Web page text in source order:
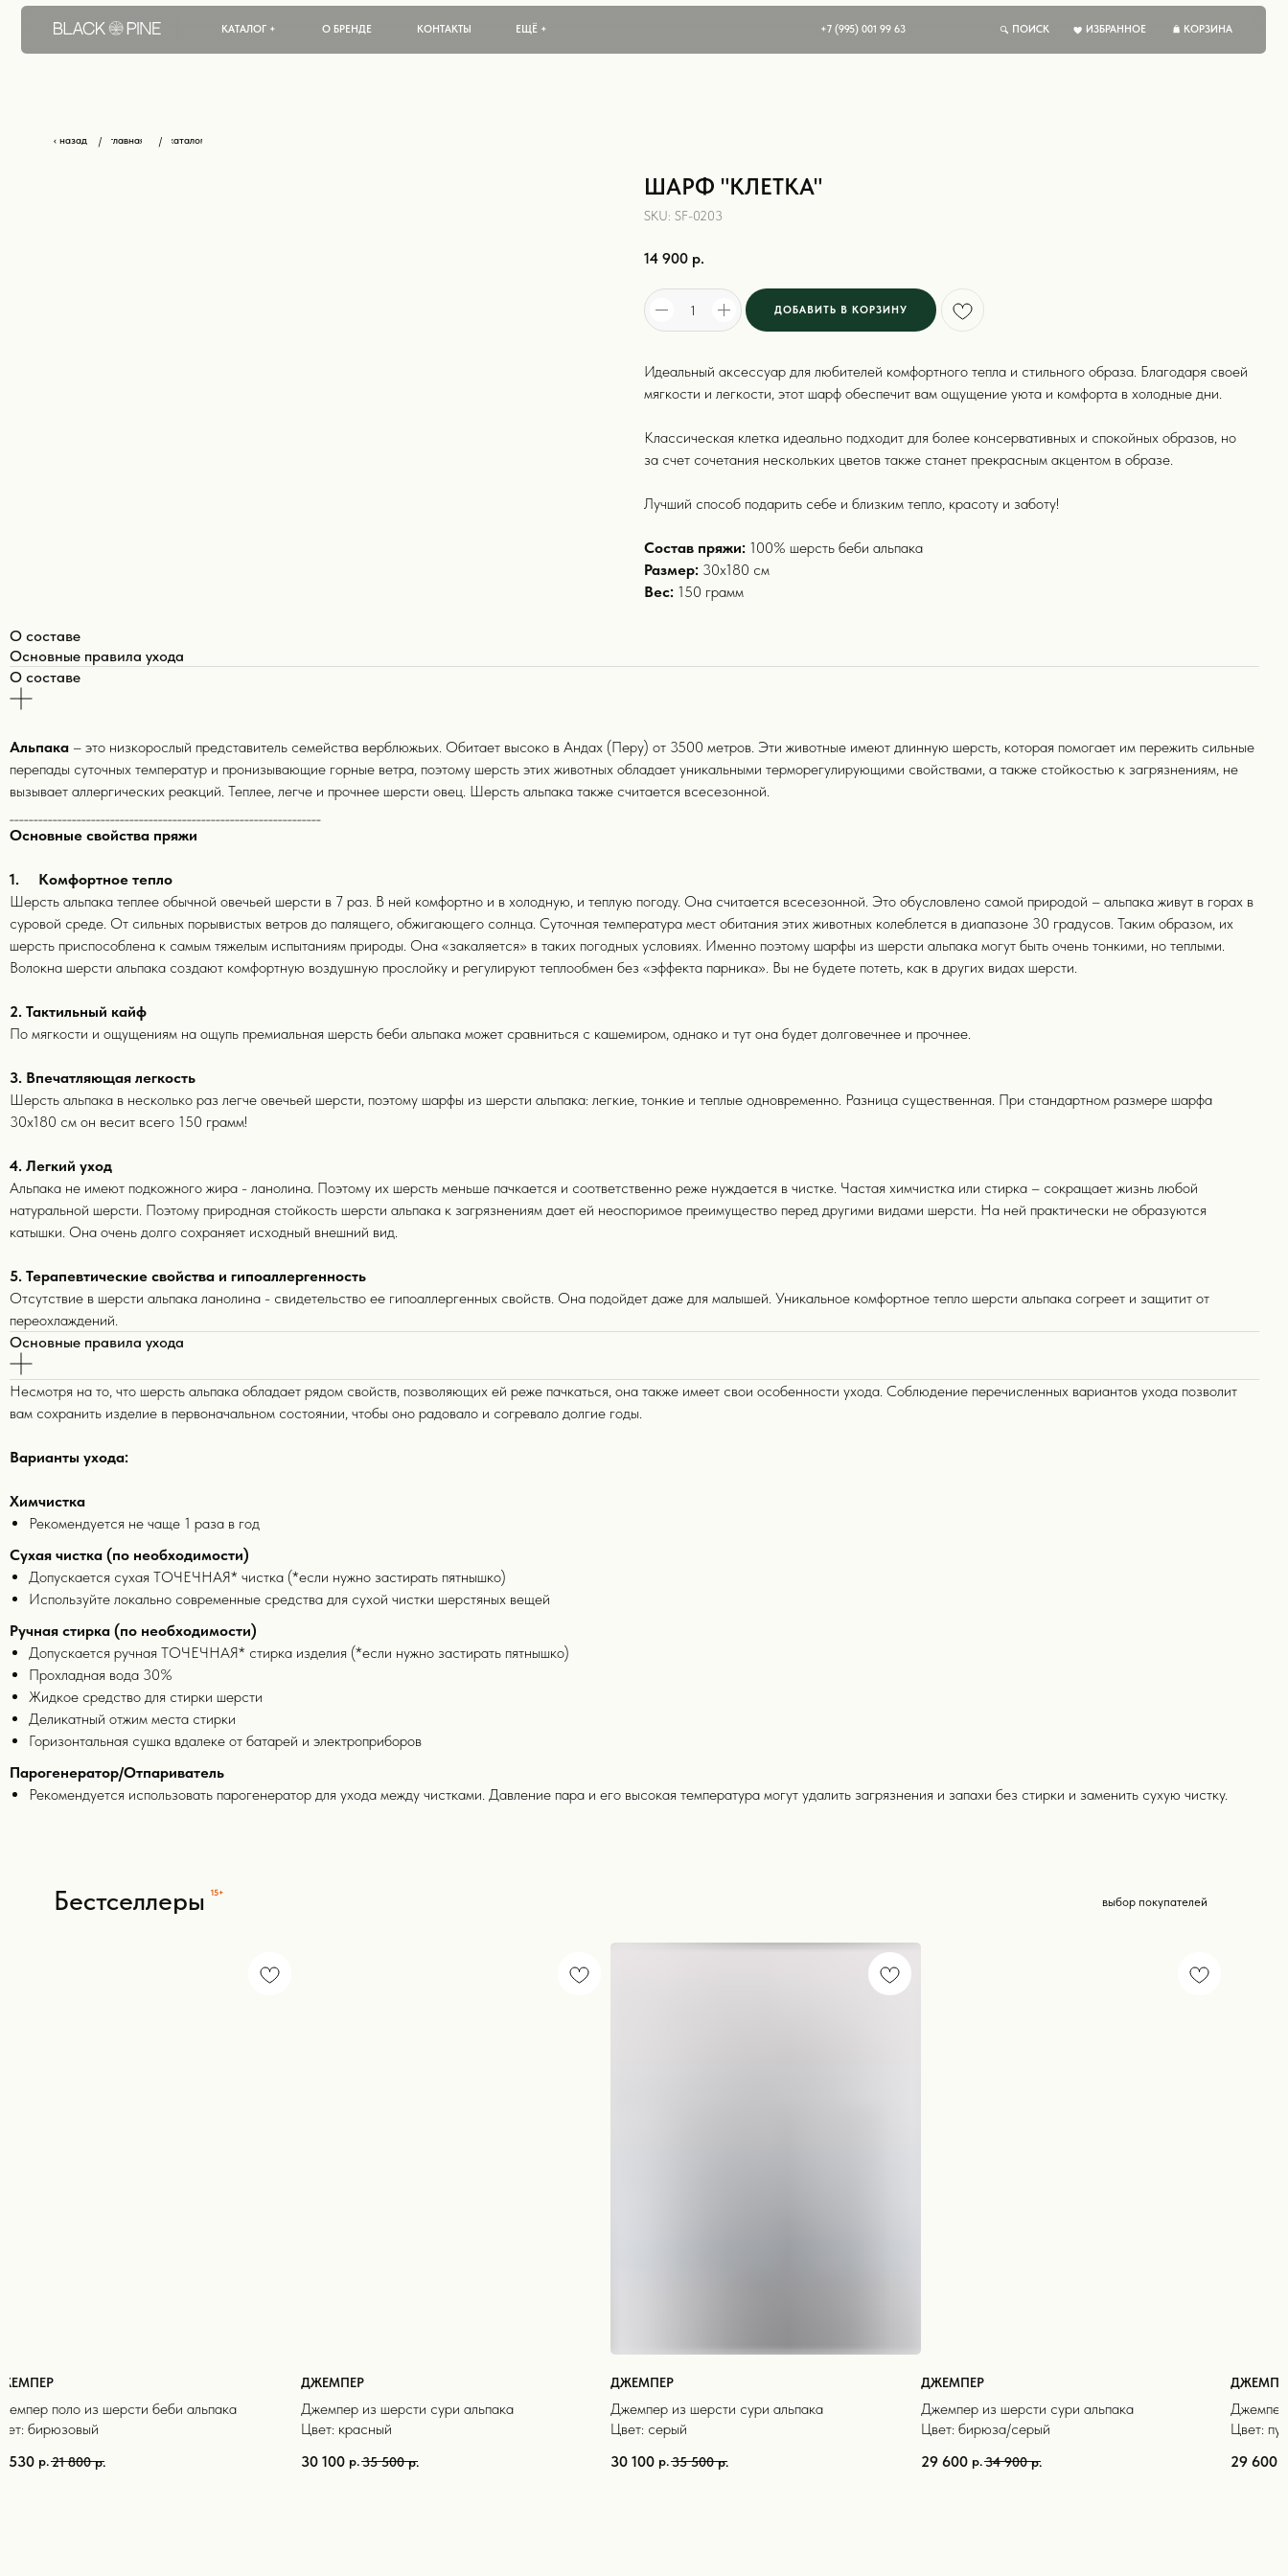
КАТАЛОГ + КОРЗИНА
О БРЕНДЕ КОНТАКТЫ ЕЩЁ + ПОИСК ИЗБРАННОЕ
ШАРФ "КЛЕТКА"
SKU: SF-0203
14 900 р.
ДОБАВИТЬ В КОРЗИНУ
Идеальный аксессуар для любителей комфортного тепла и стильного образа. Благодаря своей
мягкости и легкости, этот шарф обеспечит вам ощущение уюта и комфорта в холодные дни.
Классическая клетка идеально подходит для более консервативных и спокойных образов, но
за счет сочетания нескольких цветов также станет прекрасным акцентом в образе.
Лучший способ подарить себе и близким тепло, красоту и заботу!
Состав пряжи: 100% шерсть беби альпака
Размер: 30х180 см
Вес: 150 грамм
О составе
Основные правила ухода
О составе
Альпака – это низкорослый представитель семейства верблюжьих. Обитает высоко в Андах (Перу) от 3500 метров. Эти животные имеют длинную шерсть, которая помогает им пережить сильные
перепады суточных температур и пронизывающие горные ветра, поэтому шерсть этих животных обладает уникальными терморегулирующими свойствами, а также стойкостью к загрязнениям, не
вызывает аллергических реакций. Теплее, легче и прочнее шерсти овец. Шерсть альпака также считается всесезонной.
Основные свойства пряжи
1. Комфортное тепло
Шерсть альпака теплее обычной овечьей шерсти в 7 раз. В ней комфортно и в холодную, и теплую погоду. Она считается всесезонной. Это обусловлено самой природой – альпака живут в горах в
суровой среде. От сильных порывистых ветров до палящего, обжигающего солнца. Суточная температура мест обитания этих животных колеблется в диапазоне 30 градусов. Таким образом, их
шерсть приспособлена к самым тяжелым испытаниям природы. Она «закаляется» в таких погодных условиях. Именно поэтому шарфы из шерсти альпака могут быть очень тонкими, но теплыми.
Волокна шерсти альпака создают комфортную воздушную прослойку и регулируют теплообмен без «эффекта парника». Вы не будете потеть, как в других видах шерсти.
2. Тактильный кайф
По мягкости и ощущениям на ощупь премиальная шерсть беби альпака может сравниться с кашемиром, однако и тут она будет долговечнее и прочнее.
3. Впечатляющая легкость
Шерсть альпака в несколько раз легче овечьей шерсти, поэтому шарфы из шерсти альпака: легкие, тонкие и теплые одновременно. Разница существенная. При стандартном размере шарфа
30х180 см он весит всего 150 грамм!
4. Легкий уход
Альпака не имеют подкожного жира - ланолина. Поэтому их шерсть меньше пачкается и соответственно реже нуждается в чистке. Частая химчистка или стирка – сокращает жизнь любой
натуральной шерсти. Поэтому природная стойкость шерсти альпака к загрязнениям дает ей неоспоримое преимущество перед другими видами шерсти. На ней практически не образуются
катышки. Она очень долго сохраняет исходный внешний вид.
5. Терапевтические свойства и гипоаллергенность
Отсутствие в шерсти альпака ланолина - свидетельство ее гипоаллергенных свойств. Она подойдет даже для малышей. Уникальное комфортное тепло шерсти альпака согреет и защитит от
переохлаждений.
Основные правила ухода
Несмотря на то, что шерсть альпака обладает рядом свойств, позволяющих ей реже пачкаться, она также имеет свои особенности ухода. Соблюдение перечисленных вариантов ухода позволит
вам сохранить изделие в первоначальном состоянии, чтобы оно радовало и согревало долгие годы.
Варианты ухода:
Химчистка
Рекомендуется не чаще 1 раза в год
Сухая чистка (по необходимости)
Допускается сухая ТОЧЕЧНАЯ* чистка (*если нужно застирать пятнышко)
Используйте локально современные средства для сухой чистки шерстяных вещей
Ручная стирка (по необходимости)
Допускается ручная ТОЧЕЧНАЯ* стирка изделия (*если нужно застирать пятнышко)
Прохладная вода 30%
Жидкое средство для стирки шерсти
Деликатный отжим места стирки
Горизонтальная сушка вдалеке от батарей и электроприборов
Парогенератор/Отпариватель
Рекомендуется использовать парогенератор для ухода между чистками. Давление пара и его высокая температура могут удалить загрязнения и запахи без стирки и заменить сухую чистку.
Бестселлеры
поло из шерсти беби альпака
бирюзовый
530 р.21 800 р.
ДЖЕМПЕР
Джемпер из шерсти сури альпака
Цвет: красный
30 100 р.35 500 р.
ДЖЕМПЕР
Джемпер из шерсти сури альпака
Цвет: серый
30 100 р.35 500 р.
ДЖЕМПЕР
Джемпер из шерсти сури альпака
Цвет: бирюза/серый
29 600 р.34 900 р.
Джемпер
Цвет:
29 600